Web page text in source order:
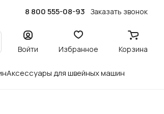
8 800 555-08-93 Заказать звонок
Войти Избранное Корзина
Аксессуары для швейных машин